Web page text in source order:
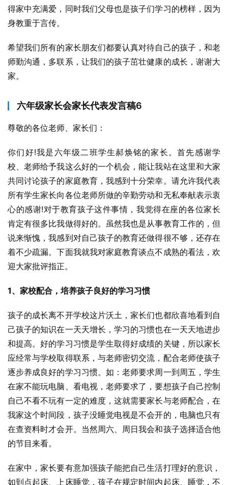
得家中充满爱，同时我们父母也是孩子们学习的榜样，因为
身教重于言传。
希望我们所有的家长朋友们都要认真对待自己的孩子，和老
师勤沟通，多联系，让我们的孩子茁壮健康的成长，谢谢大
家。
六年级家长会家长代表发言稿6
尊敬的各位老师、家长们：
你们好!我是六年级二班学生郝焕铭的家长。首先感谢学
校、老师给予我这么好的一个机会，能让我站在这里和大家
共同讨论孩子的家庭教育，我感到十分荣幸。请允许我代表
所有学生家长向各位老师所做的辛勤劳动和无私奉献表示衷
心的感谢!对于教育孩子这件事情，我觉得在座的各位家长
肯定有很多比我做得好的。虽然我也是从事教育工作的，但
说来惭愧，我感到对自己孩子的教育还做得很不够，还存在
着不少疏漏。下面我就我对家庭教育谈点不成熟的看法，欢
迎大家批评指正。
1、家校配合，培养孩子良好的学习习惯
孩子的成长离不开学校这片沃土，家长们也都欣喜地看到自
己孩子的知识在一天天增长，学习的习惯也在一天天地进步
和提高。好的学习习惯是学生取得好成绩的关键，所以家长
应经常与学校取得联系，与老师密切交流，配合老师使孩子
逐步养成良好的学习习惯。如：老师要求周一到周五，学生
在家不能玩电脑、看电视，老师要求了，要想孩子自己控制
自己不看不玩有一定的难度，这就需要家长与老师配合，在
我家这个时间段，孩子没睡觉电视是不会开的，电脑也只有
在查资料时才会开。当然周六、周日我会和孩子选择适合他
的节目来看。
在家中，家长要有意加强孩子能把自己生活打理好的意识，
如到点起床、上床睡觉，孩子在规定时间内起床、睡觉，不